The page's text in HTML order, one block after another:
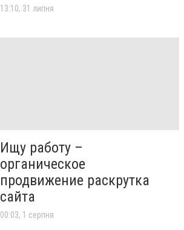
13:10, 31 липня
Ищу работу –
органическое
продвижение раскрутка
сайта
00:03, 1 серпня